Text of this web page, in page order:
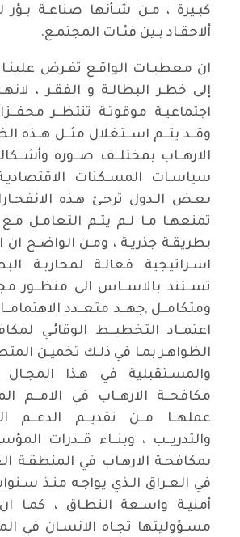
كبـيرة ، مـن شـأنها صناعـة بـؤر
ألاحقـاد بـين فئـات المجتمـع.
ان معطيـات الواقـع تفـرض علينـا
إلى خطـر البطالـة و الفقـر ،
اجتماعيـة موقوتـة تنتظــر
وقــد يتــم اســتغلال مثــل هــذه
الارهــاب بمختلــف صــوره
سياسـات المسـكنات
بعـض الـدول ترجـئ هـذه
تمنعهـا مـا لـم يتـم التعامـل
بطريقـة جذريـة ، ومـن الواضـح ان
اسـراتيجية فعالـة لمحاربـة
تســتند بالاســاس الى منظــور
ومتكامــل ,جهــد متعــدد
اعتمــاد التخطيــط الوقائـي
الظواهـر بمـا في ذلـك تخميـن
والمسـتقبلية في هـذا المجـال
مكافحــة الارهــاب في الامــم
عملهــا مــن تقديــم الدعــم
والتدريــب ، وبنــاء قــدرات
بمكافحـة الارهـاب في المنطقـة
في العـراق الـذي يواجـه منـذ
أمنيـة واسـعة النطـاق ، كمـا
مسـؤوليتها تجـاه الانسـان في